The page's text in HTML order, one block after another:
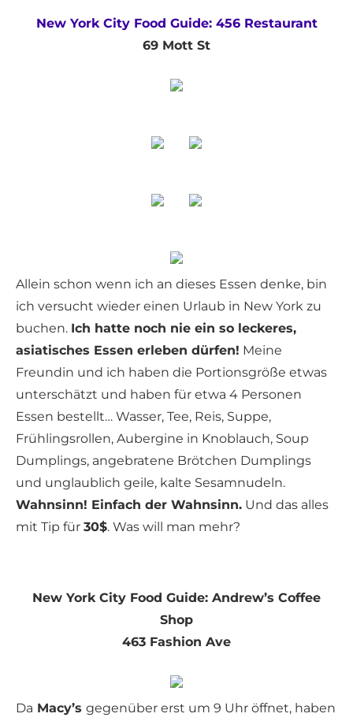
New York City Food Guide: 456 Restaurant
69 Mott St
Allein schon wenn ich an dieses Essen denke, bin
ich versucht wieder einen Urlaub in New York zu
buchen. Ich hatte noch nie ein so leckeres,
asiatisches Essen erleben dürfen! Meine
Freundin und ich haben die Portionsgröße etwas
unterschätzt und haben für etwa 4 Personen
Essen bestellt… Wasser, Tee, Reis, Suppe,
Frühlingsrollen, Aubergine in Knoblauch, Soup
Dumplings, angebratene Brötchen Dumplings
und unglaublich geile, kalte Sesamnudeln.
Wahnsinn! Einfach der Wahnsinn. Und das alles
mit Tip für 30$. Was will man mehr?
New York City Food Guide: Andrew’s Coffee
Shop
463 Fashion Ave
Da Macy’s gegenüber erst um 9 Uhr öffnet, haben